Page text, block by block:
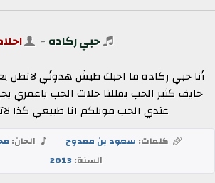
حبي ركاده -
أنا حبي ركاده ما احبك طيش هدوئي لاتظن
خايف كثير الحب يمللنا حلات الحب ياعمري
عندي الحب موبلكم انا طبيعي كذا
كلمات: سعود بن ممدوح الحان:
السنة:2013